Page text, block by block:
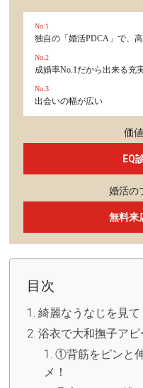
No.1
独自の「婚活PDCA」で、
No.2
成婚率No.1だから出来る充
No.3
出会いの幅が広い
価
EQ
婚活の
無料来
目次
綺麗なうなじを見て
浴衣で大和撫子アピ
①背筋をピンと
メ！